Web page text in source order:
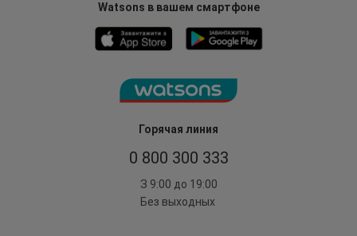
Горячая линия
0 800 300 333
З 9:00 до 19:00
Без выходных
Watsons в вашем смартфоне